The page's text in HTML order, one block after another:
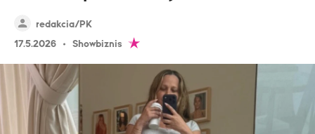
redakcia/PK
17.5.2026
Showbiznis